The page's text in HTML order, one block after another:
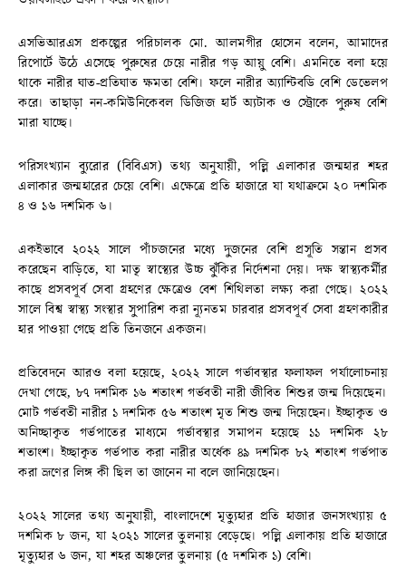
এসভিআরএস প্রকল্পের পরিচালক মো. আলমগীর হোসেন বলেন, আমাদের
রিপোর্টে উঠে এসেছে পুরুষের চেয়ে নারীর গড় আয়ু বেশি। এমনিতে বলা হয়ে
থাকে নারীর ঘাত-প্রতিঘাত ক্ষমতা বেশি। ফলে নারীর অ্যান্টিবডি বেশি ডেভেলপ
করে। তাছাড়া নন-কমিউনিকেবল ডিজিজ হার্ট অ্যটাক ও স্ট্রোকে পুরুষ বেশি
মারা যাচ্ছে।
পরিসংখ্যান ব্যুরোর (বিবিএস) তথ্য অনুযায়ী, পল্লি এলাকার জন্মহার শহর
এলাকার জন্মহারের চেয়ে বেশি। এক্ষেত্রে প্রতি হাজারে যা যথাক্রমে ২০ দশমিক
৪ ও ১৬ দশমিক ৬।
একইভাবে ২০২২ সালে পাঁচজনের মধ্যে দুজনের বেশি প্রসূতি সন্তান প্রসব
করেছেন বাড়িতে, যা মাতৃ স্বাস্থ্যের উচ্চ ঝুঁকির নির্দেশনা দেয়। দক্ষ স্বাস্থ্যকর্মীর
কাছে প্রসবপূর্ব সেবা গ্রহণের ক্ষেত্রেও বেশ শিথিলতা লক্ষ্য করা গেছে। ২০২২
সালে বিশ্ব স্বাস্থ্য সংস্থার সুপারিশ করা ন্যূনতম চারবার প্রসবপূর্ব সেবা গ্রহণকারীর
হার পাওয়া গেছে প্রতি তিনজনে একজন।
প্রতিবেদনে আরও বলা হয়েছে, ২০২২ সালে গর্ভাবস্থার ফলাফল পর্যালোচনায়
দেখা গেছে, ৮৭ দশমিক ১৬ শতাংশ গর্ভবতী নারী জীবিত শিশুর জন্ম দিয়েছেন।
মোট গর্ভবতী নারীর ১ দশমিক ৫৬ শতাংশ মৃত শিশু জন্ম দিয়েছেন। ইচ্ছাকৃত ও
অনিচ্ছাকৃত গর্ভপাতের মাধ্যমে গর্ভাবস্থার সমাপন হয়েছে ১১ দশমিক ২৮
শতাংশ। ইচ্ছাকৃত গর্ভপাত করা নারীর অর্ধেক ৪৯ দশমিক ৮২ শতাংশ গর্ভপাত
করা ভ্রূণের লিঙ্গ কী ছিল তা জানেন না বলে জানিয়েছেন।
২০২২ সালের তথ্য অনুযায়ী, বাংলাদেশে মৃত্যুহার প্রতি হাজার জনসংখ্যায় ৫
দশমিক ৮ জন, যা ২০২১ সালের তুলনায় বেড়েছে। পল্লি এলাকায় প্রতি হাজারে
মৃত্যুহার ৬ জন, যা শহর অঞ্চলের তুলনায় (৫ দশমিক ১) বেশি।